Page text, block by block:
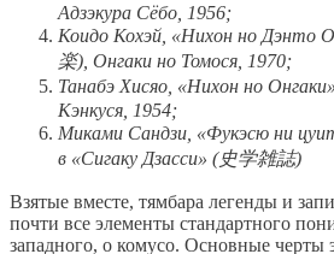
Адзэкура Сёбо, 1956;
Коидо Кохэй, «Нихон но Дэнто
楽), Онгаки но Томося, 1970;
Танабэ Хисяо, «Нихон но
Кэнкуся, 1954;
Миками Сандзи, «Фукэсю ни
в «Сигаку Дзасси» (史学雑誌)
Взятые вместе, тямбара легенды и
почти все элементы стандартного
западного, о комусо. Основные черты